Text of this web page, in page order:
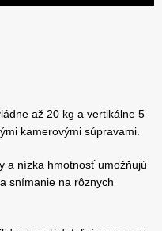
až 20 kg a vertikálne 5
kamerovými súpravami.
a nízka hmotnosť umožňujú
snímanie na rôznych